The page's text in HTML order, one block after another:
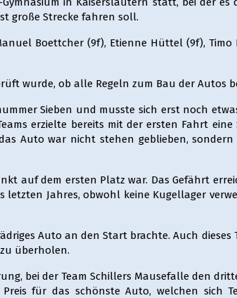
große Strecke fahren soll.
Boettcher (9f), Etienne Hüttel (9f),
wurde, ob alle Regeln zum Bau der Autos
Sieben und musste sich erst noch
erzielte bereits mit der ersten Fahrt
Auto war nicht stehen geblieben,
auf dem ersten Platz war. Das Gefährt
letzten Jahres, obwohl keine Kugellager
Auto an den Start brachte. Auch
überholen.
bei der Team Schillers Mausefalle den
für das schönste Auto, welchen sich